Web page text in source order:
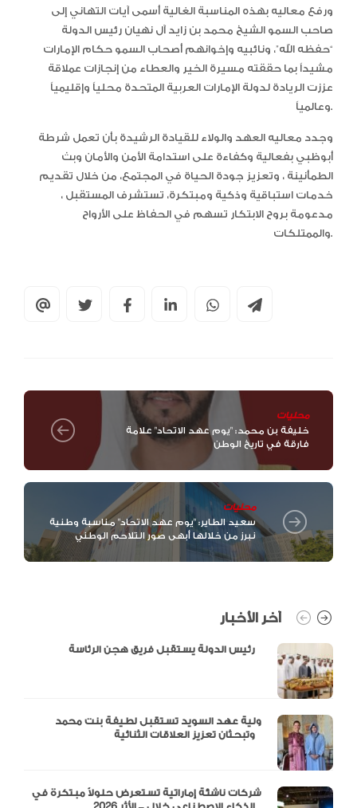
ورفع معاليه بهذه المناسبة الغالية أسمى آيات التهاني إلى
صاحب السمو الشيخ محمد بن زايد آل نهيان رئيس الدولة
“حفظه الله”، ونائبيه وإخوانهم أصحاب السمو حكام الإمارات
مشيداً بما حققته مسيرة الخير والعطاء من إنجازات عملاقة
عززت الريادة لدولة الإمارات العربية المتحدة محلياً وإقليمياً
وعالمياً.
وجدد معاليه العهد والولاء للقيادة الرشيدة بأن تعمل شرطة
أبوظبي بفعالية وكفاءة على استدامة الأمن والأمان وبث
الطمأنينة ، وتعزيز جودة الحياة في المجتمع، من خلال تقديم
خدمات استباقية وذكية ومبتكرة، تستشرف المستقبل ،
مدعومة بروح الابتكار تسهم في الحفاظ على الأرواح
والممتلكات.
محليات
خليفة بن محمد: "يوم عهد الاتحاد" علامة
فارقة في تاريخ الوطن
محليات
سعيد الطاير: "يوم عهد الاتحاد" مناسبة وطنية
نبرز من خلالها أبهى صور التلاحم الوطني
آخر الأخبار
ولية عهد السويد تستقبل لطيفة بنت محمد
شركات ناشئة إماراتية تستعرض حلولاً مبتكرة في